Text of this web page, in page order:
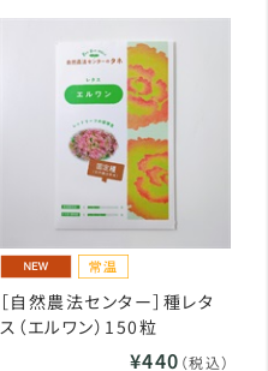
［自然農法センター］種レタ
ス（エルワン）150粒
¥440 （税込）